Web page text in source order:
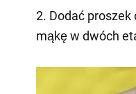
2. Dodać proszek
mąkę w dwóch